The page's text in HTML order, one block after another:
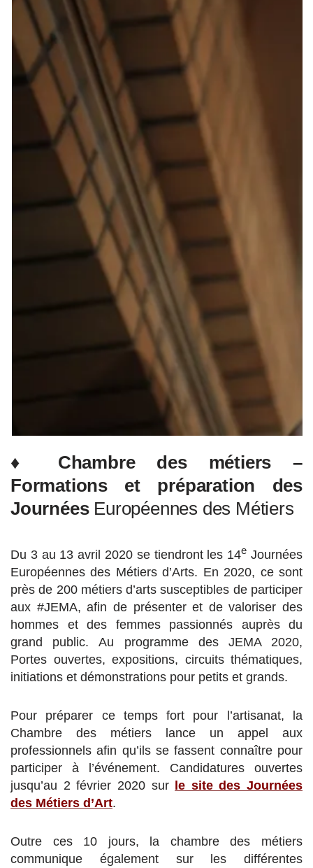
♦ Chambre des métiers –
Formations et préparation des
Journées Européennes des Métiers
Du 3 au 13 avril 2020 se tiendront les 14e Journées
Européennes des Métiers d’Arts. En 2020, ce sont
près de 200 métiers d’arts susceptibles de participer
aux #JEMA, afin de présenter et de valoriser des
hommes et des femmes passionnés auprès du
grand public. Au programme des JEMA 2020,
Portes ouvertes, expositions, circuits thématiques,
initiations et démonstrations pour petits et grands.
Pour préparer ce temps fort pour l’artisanat, la
Chambre des métiers lance un appel aux
professionnels afin qu’ils se fassent connaître pour
participer à l’événement. Candidatures ouvertes
jusqu’au 2 février 2020 sur le site des Journées
des Métiers d’Art.
Outre ces 10 jours, la chambre des métiers
communique également sur les différentes